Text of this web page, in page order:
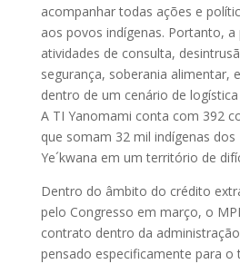
acompanhar todas ações e
aos povos indígenas. Portanto,
atividades de consulta,
segurança, soberania alimentar,
dentro de um cenário de
A TI Yanomami conta com 392
que somam 32 mil indígenas
Ye´kwana em um território de
Dentro do âmbito do crédito
pelo Congresso em março, o
contrato dentro da
pensado especificamente para o